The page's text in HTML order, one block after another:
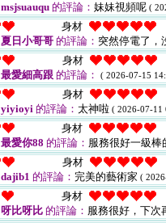
msjsuauqu 的評論： 妹妹視頻呢 (
身材
夏日小哥哥 的評論： 突然停電了，
身材
最愛細高跟 的評論： ( 2026-07-15
身材
yiyioyi 的評論： 太神啦 ( 2026-07-11
身材
最愛你88 的評論： 服務很好一級
身材
dajib1 的評論： 完美的藝術家 (
身材
呀比呀比 的評論： 服務很好，下次